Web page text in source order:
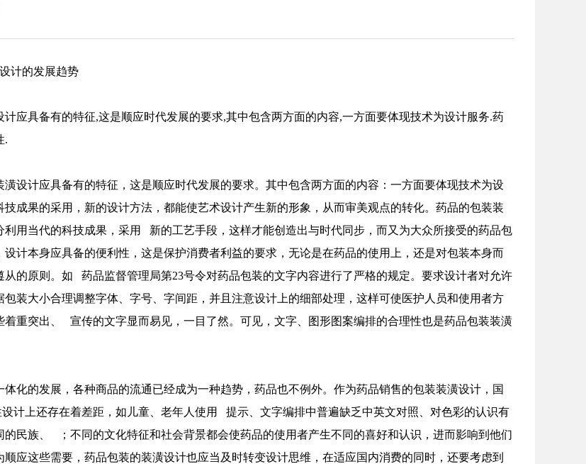
膜卷
如何处理玻璃纸药品包装膜
chanp_more
计的发展趋势
计应具备有的特征,这是顺应时代发展的要求,其中包含两方面的内容,一方面要体现技术为设计服务.药
.
潢设计应具备有的特征，这是顺应时代发展的要求。其中包含两方面的内容：一方面要体现技术为设
技成果的采用，新的设计方法，都能使艺术设计产生新的形象，从而审美观点的转化。药品的包装装
利用当代的科技成果，采用 新的工艺手段，这样才能创造出与时代同步，而又为大众所接受的药品包
设计本身应具备的便利性，这是保护消费者利益的要求，无论是在药品的使用上，还是对包装本身而
从的原则。如 药品监督管理局第23号令对药品包装的文字内容进行了严格的规定。要求设计者对允许
包装大小合理调整字体、字号、字间距，并且注意设计上的细部处理，这样可使医护人员和使用者方
着重突出、 宣传的文字显而易见，一目了然。可见，文字、图形图案编排的合理性也是药品包装装潢
体化的发展，各种商品的流通已经成为一种趋势，药品也不例外。作为药品销售的包装装潢设计，国
计上还存在着差距，如儿童、老年人使用 提示、文字编排中普遍缺乏中英文对照、对色彩的认识有
的民族、 ；不同的文化特征和社会背景都会使药品的使用者产生不同的喜好和认识，进而影响到他们
顺应这些需要，药品包装的装潢设计也应当及时转变设计思维，在适应国内消费的同时，还要考虑到